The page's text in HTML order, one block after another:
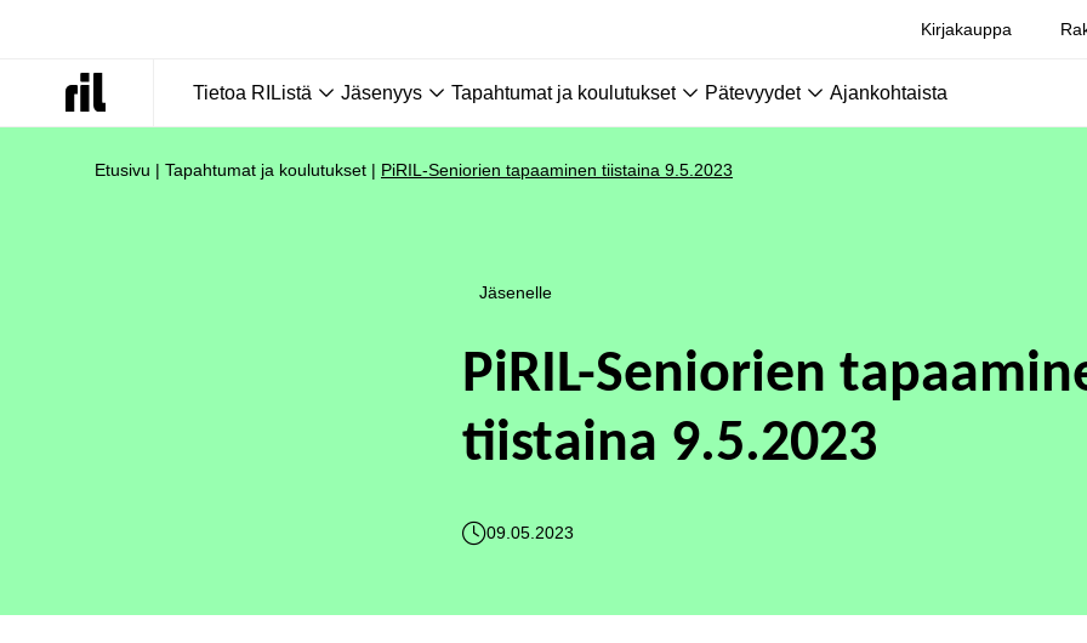
Kirjakauppa
Tietoa RIListä Jäsenyys Tapahtumat ja koulutukset Pätevyydet Ajankohtaista
Etusivu | Tapahtumat ja koulutukset | PiRIL-Seniorien tapaaminen tiistaina 9.5.2023
Jäsenelle
PiRIL-Seniorien
tiistaina 9.5.2023
09.05.2023